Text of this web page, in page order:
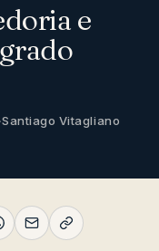
e
·Santiago Vitagliano